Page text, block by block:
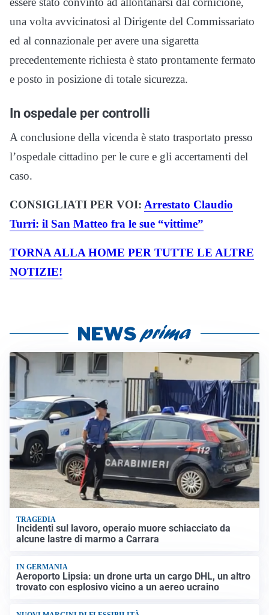
una volta avvicinatosi al Dirigente del Commissariato
ed al connazionale per avere una sigaretta
precedentemente richiesta è stato prontamente fermato
e posto in posizione di totale sicurezza.
In ospedale per controlli
A conclusione della vicenda è stato trasportato presso
l’ospedale cittadino per le cure e gli accertamenti del
caso.
CONSIGLIATI PER VOI: Arrestato Claudio
Turri: il San Matteo fra le sue “vittime”
TORNA ALLA HOME PER TUTTE LE ALTRE
NOTIZIE!
TRAGEDIA
Incidenti sul lavoro, operaio muore schiacciato da
alcune lastre di marmo a Carrara
IN GERMANIA
Aeroporto Lipsia: un drone urta un cargo DHL, un altro
trovato con esplosivo vicino a un aereo ucraino